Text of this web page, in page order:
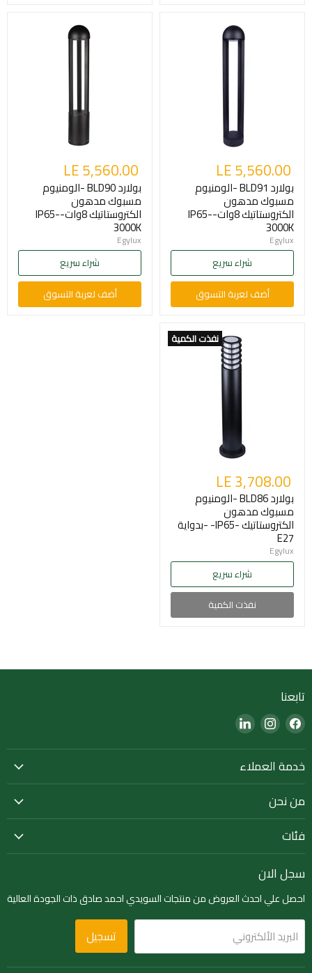
LE 5,560.00
بولارد BLD91 -الومنيوم
مسبوك مدهون
الكتروستاتيك 8وات-IP65-
3000K
Egylux
شراء سريع
أضف لعربة التسوق
LE 5,560.00
بولارد BLD90 -الومنيوم
مسبوك مدهون
الكتروستاتيك 8وات-IP65-
3000K
Egylux
شراء سريع
أضف لعربة التسوق
نفذت الكمية
LE 3,708.00
بولارد BLD86 -الومنيوم
مسبوك مدهون
الكتروستاتيك -IP65- -بدواية
E27
Egylux
شراء سريع
نفذت الكمية
تابعنا
Find
us
on
Facebook
Find
us
on
Instagram
Find
on
خدمة العملاء
من نحن
فئات
سجل الان
احصل علي احدث العروض من منتجات السويدي احمد صادق ذات الجودة العالية
البريد الألكتروني تسجيل